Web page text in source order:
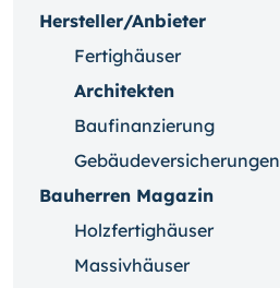
Hersteller/Anbieter
Fertighäuser
Architekten
Baufinanzierung
Gebäudeversicherungen
Bauherren Magazin
Holzfertighäuser
Massivhäuser